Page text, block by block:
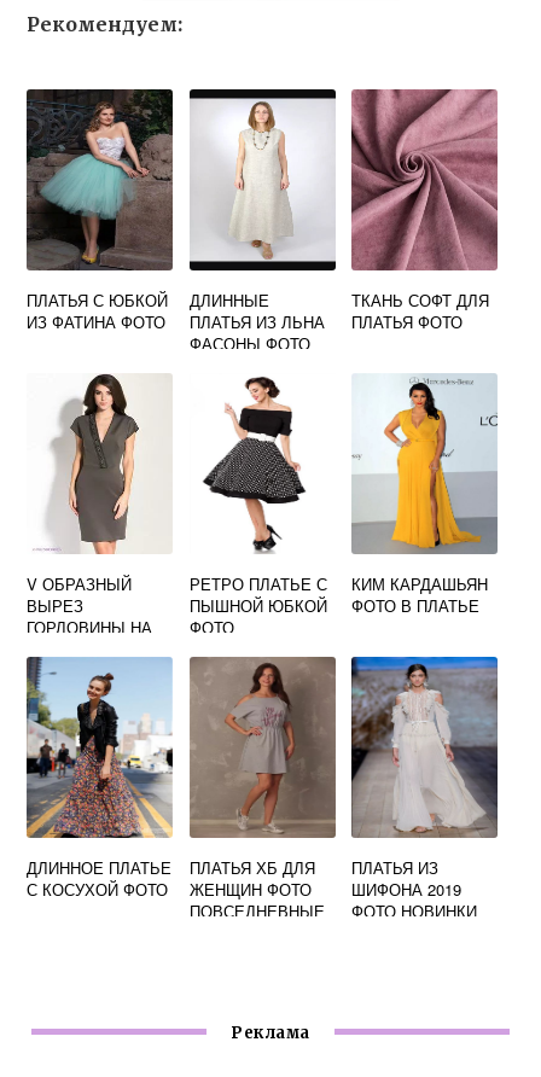
Рекомендуем:
ПЛАТЬЯ С ЮБКОЙ
ИЗ ФАТИНА ФОТО
ДЛИННЫЕ
ПЛАТЬЯ ИЗ ЛЬНА
ФАСОНЫ ФОТО
ТКАНЬ СОФТ ДЛЯ
ПЛАТЬЯ ФОТО
V ОБРАЗНЫЙ
ВЫРЕЗ
ГОРЛОВИНЫ НА
РЕТРО ПЛАТЬЕ С
ПЫШНОЙ ЮБКОЙ
ФОТО
КИМ КАРДАШЬЯН
ФОТО В ПЛАТЬЕ
ДЛИННОЕ ПЛАТЬЕ
С КОСУХОЙ ФОТО
ПЛАТЬЯ ХБ ДЛЯ
ЖЕНЩИН ФОТО
ПОВСЕДНЕВНЫЕ
ПЛАТЬЯ ИЗ
ШИФОНА 2019
ФОТО НОВИНКИ
Реклама